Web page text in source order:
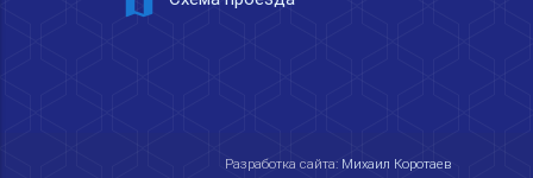
Разработка сайта: Михаил Коротаев